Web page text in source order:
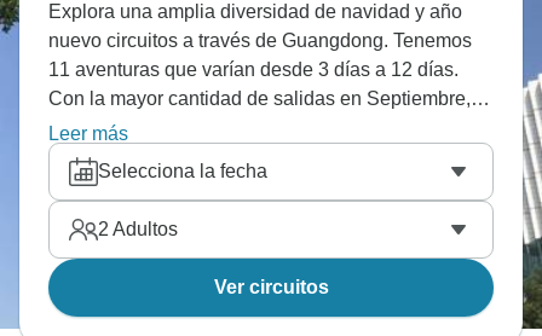
Explora una amplia diversidad de navidad y año
nuevo circuitos a través de Guangdong. Tenemos
11 aventuras que varían desde 3 días a 12 días.
Con la mayor cantidad de salidas en Septiembre,
esta es también la época más popular del año.
Leer más
Selecciona la fecha
2 Adultos
Ver circuitos